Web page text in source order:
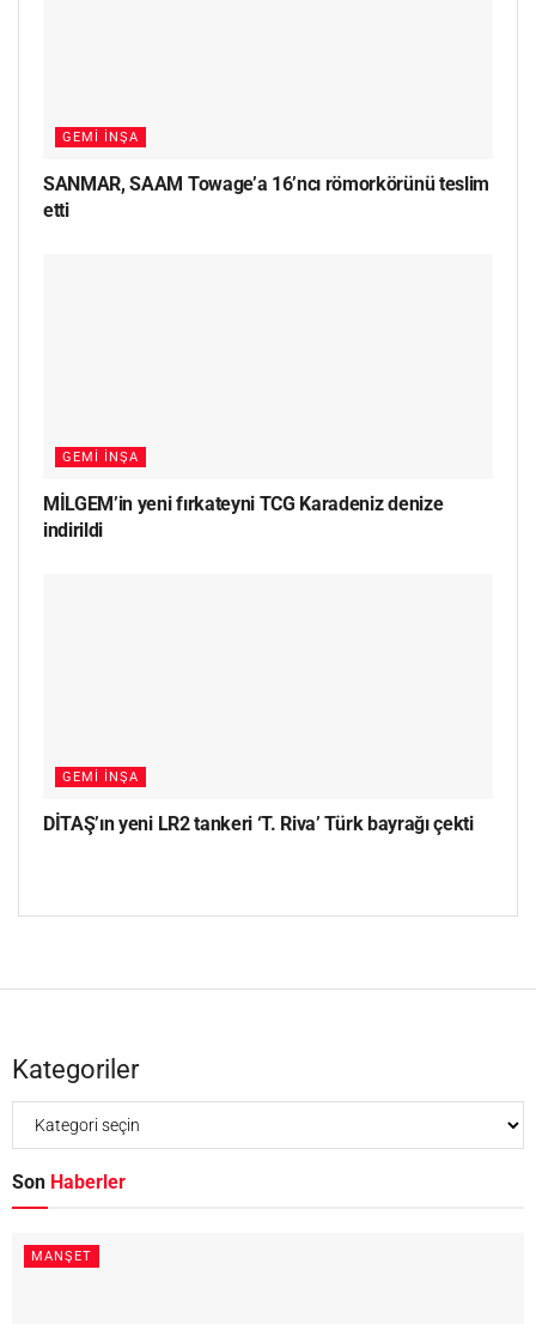
GEMI İNŞA
SANMAR, SAAM Towage’a 16’ncı römorkörünü teslim
etti
GEMI İNŞA
MİLGEM’in yeni fırkateyni TCG Karadeniz denize
indirildi
GEMI İNŞA
DİTAŞ’ın yeni LR2 tankeri ‘T. Riva’ Türk bayrağı çekti
Kategoriler
Son Haberler
MANŞET